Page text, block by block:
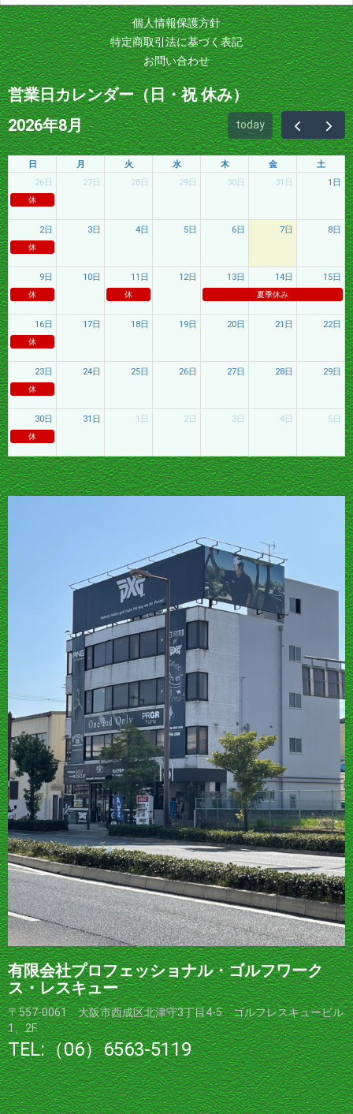
個人情報保護方針
特定商取引法に基づく表記
お問い合わせ
営業日カレンダー（日・祝 休み）
2026年8月
today
日 月 火 水 木 金
土
26日
休
27日 28日 29日 30日 31日 1日
2日
休
3日 4日 5日 6日 7日 8日
9日
休
10日 11日
休
12日 13日
夏季休み
14日 15日
16日
休
17日 18日 19日 20日 21日 22日
23日
休
24日 25日 26日 27日 28日 29日
30日
休
31日 1日 2日 3日 4日 5日
有限会社プロフェッショナル・ゴルフワーク
ス・レスキュー
〒557-0061 大阪市西成区北津守3丁目4-5 ゴルフレスキュービル
1、2F
TEL:（06）6563-5119